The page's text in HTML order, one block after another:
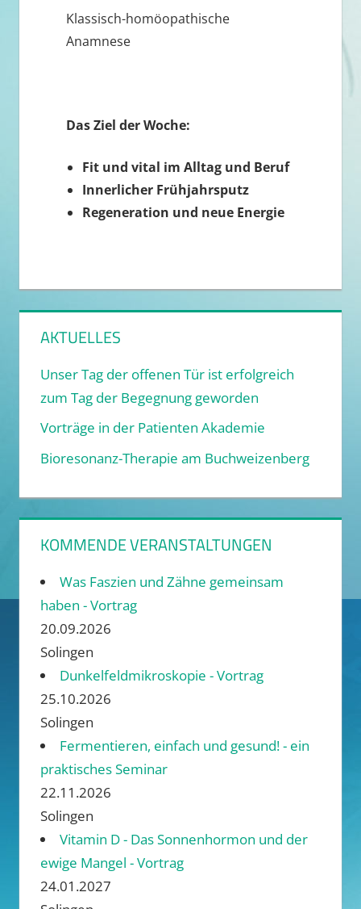
Klassisch-homöopathische
Anamnese
Das Ziel der Woche:
Fit und vital im Alltag und Beruf
Innerlicher Frühjahrsputz
Regeneration und neue Energie
AKTUELLES
Unser Tag der offenen Tür ist erfolgreich
zum Tag der Begegnung geworden
Vorträge in der Patienten Akademie
Bioresonanz-Therapie am Buchweizenberg
KOMMENDE VERANSTALTUNGEN
Was Faszien und Zähne gemeinsam
haben - Vortrag
20.09.2026
Solingen
Dunkelfeldmikroskopie - Vortrag
25.10.2026
Solingen
Fermentieren, einfach und gesund! - ein
praktisches Seminar
22.11.2026
Solingen
Vitamin D - Das Sonnenhormon und der
ewige Mangel - Vortrag
24.01.2027